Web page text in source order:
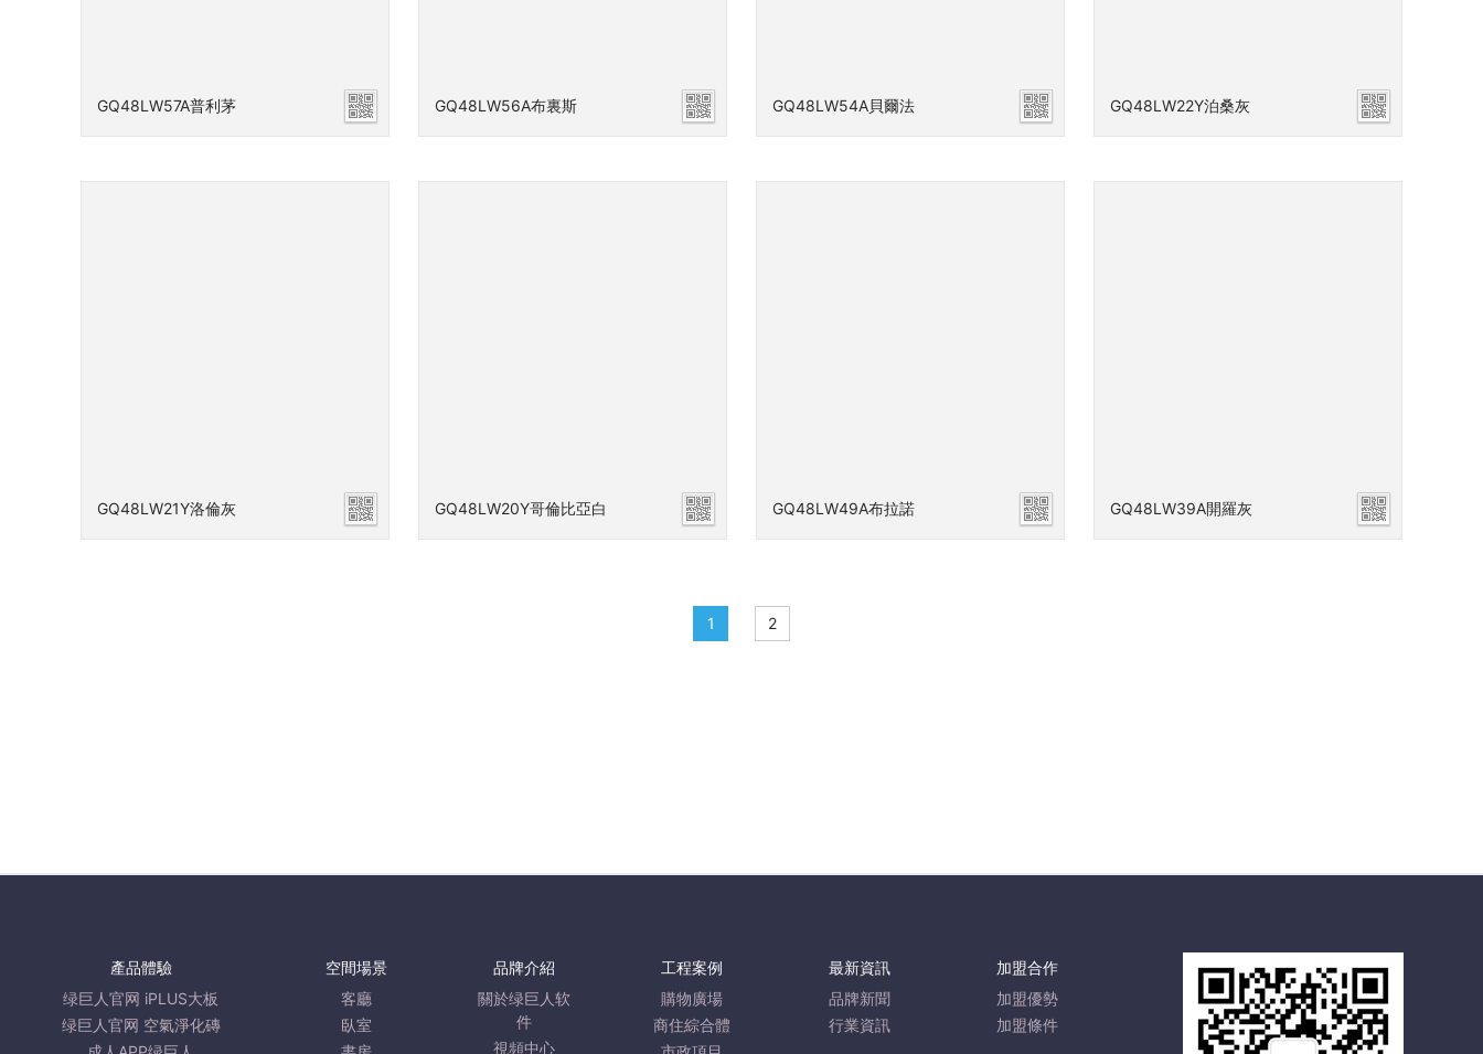
GQ48LW57A普利茅 GQ48LW56A布裏斯 GQ48LW54A貝爾法 GQ48LW22Y泊桑灰
GQ48LW21Y洛倫灰 GQ48LW20Y哥倫比亞白 GQ48LW49A布拉諾 GQ48LW39A開羅灰
1 2
產品體驗
绿巨人官网 iPLUS大板
绿巨人官网 空氣淨化磚
空間場景
客廳
臥室
品牌介紹
關於绿巨人软
件
視頻中心
工程案例
購物廣場
商住綜合體
最新資訊
品牌新聞
行業資訊
加盟合作
加盟優勢
加盟條件